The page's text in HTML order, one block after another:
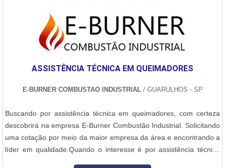
ASSISTÊNCIA TÉCNICA EM QUEIMADORES
E-BURNER COMBUSTAO INDUSTRIAL / GUARULHOS - SP
Buscando por assistência técnica em queimadores, com certeza
descobrirá na empresa E-Burner Combustão Industrial. Solicitando
uma cotação por meio da maior empresa da área e encontrando a
líder em qualidade.Quando o interesse é por assistência técnica